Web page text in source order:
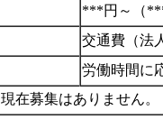
***円～（
交通費（法
労働時間に
現在募集はありません。